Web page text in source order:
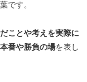
です。
ことや考えを実際に
番や勝負の場を表し